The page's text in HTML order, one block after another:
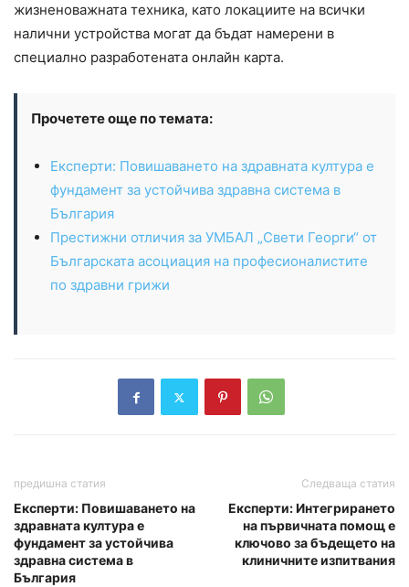
жизненоважната техника, като локациите на всички
налични устройства могат да бъдат намерени в
специално разработената онлайн карта.
Прочетете още по темата:
Експерти: Повишаването на здравната култура е
фундамент за устойчива здравна система в
България
Престижни отличия за УМБАЛ „Свети Георги“ от
Българската асоциация на професионалистите
по здравни грижи
предишна статия
Експерти: Повишаването на
здравната култура е
фундамент за устойчива
здравна система в
България
Следваща статия
Експерти: Интегрирането
на първичната помощ е
ключово за бъдещето на
клиничните изпитвания